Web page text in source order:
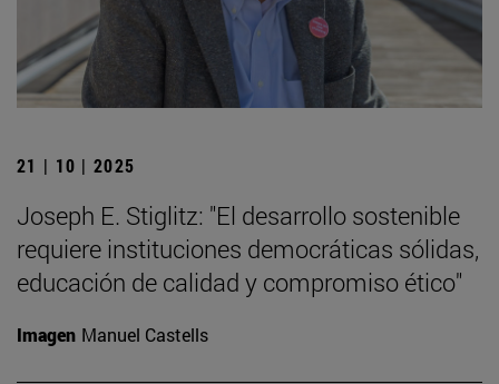
21 | 10 | 2025
Joseph E. Stiglitz: "El desarrollo sostenible
requiere instituciones democráticas sólidas,
educación de calidad y compromiso ético"
Imagen Manuel Castells